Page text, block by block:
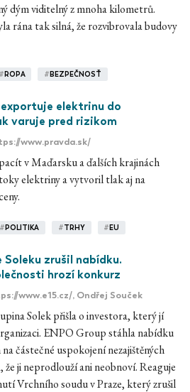
dým viditelný z mnoha kilometrů.
rána tak silná, že rozvibrovala budovy
# ROPA # BEZPEČNOSŤ
elektrinu do
varuje pred rizikom
www.pravda.sk/
v Maďarsku a ďalších krajinách
elektriny a vytvoril tlak aj na
# POLITIKA #TRHY # EU
zrušil nabídku.
hrozí konkurz
www.e15.cz/, Ondřej Souček
Solek přišla o investora, který jí
ENPO Group stáhla nabídku
částečné uspokojení nezajištěných
že ji neprodlouží ani neobnoví. Reaguje
Vrchního soudu v Praze, který zrušil